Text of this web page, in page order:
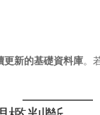
更新的基礎資料庫。